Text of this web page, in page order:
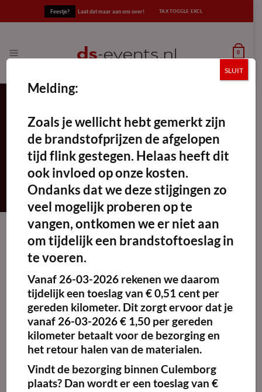
Feestje? Laat dat maar aan ons over!
0
verstelbare hoogte
FILTERS TOEPASSEN
Maak
favoriet!
Infrarood
zwart
€10.75excl. BTW
Melding:
Zoals je wellicht hebt gemerkt zijn
de brandstofprijzen de afgelopen
tijd flink gestegen. Helaas heeft dit
ook invloed op onze kosten.
Ondanks dat we deze stijgingen zo
veel mogelijk proberen op te
vangen, ontkomen we er niet aan
om tijdelijk een brandstoftoeslag in
te voeren.
Vanaf 26-03-2026 rekenen we daarom
tijdelijk een toeslag van € 0,51 cent per
gereden kilometer. Dit zorgt ervoor dat je
vanaf 26-03-2026 € 1,50 per gereden
kilometer betaalt voor de bezorging en
het retour halen van de materialen.
Vindt de bezorging binnen Culemborg
plaats? Dan wordt er een toeslag van €
SLUIT